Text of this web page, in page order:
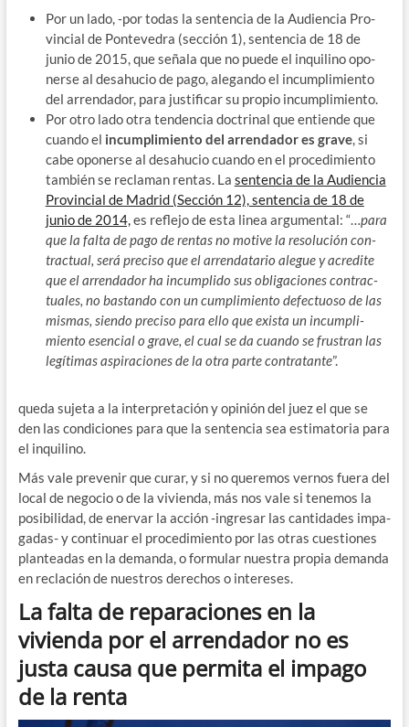
Por un lado, ‑por todas la sen­ten­cia de la Audien­cia Pro­
vin­cial de Pon­te­ve­dra (sec­ción 1), sen­ten­cia de 18 de
junio de 2015, que seña­la que no pue­de el inqui­lino opo­
ner­se al desahu­cio de pago, ale­gan­do el incum­pli­mien­to
del arren­da­dor, para jus­ti­fi­car su pro­pio incumplimiento.
Por otro lado otra ten­den­cia doc­tri­nal que entien­de que
cuan­do el incum­pli­mien­to del arren­da­dor es gra­ve, si
cabe opo­ner­se al desahu­cio cuan­do en el pro­ce­di­mien­to
tam­bién se recla­man ren­tas. La sen­ten­cia de la Audien­cia
Pro­vin­cial de Madrid (Sec­ción 12), sen­ten­cia de 18 de
junio de 2014,es refle­jo de esta linea argu­men­tal: “…para
que la fal­ta de pago de ren­tas no moti­ve la reso­lu­ción con­
trac­tual, será pre­ci­so que el arren­da­ta­rio ale­gue y acre­di­te
que el arren­da­dor ha incum­pli­do sus obli­ga­cio­nes con­trac­
tua­les, no bas­tan­do con un cum­pli­mien­to defec­tuo­so de las
mis­mas, sien­do pre­ci­so para ello que exis­ta un incum­pli­
mien­to esen­cial o gra­ve, el cual se da cuan­do se frus­tran las
legí­ti­mas aspi­ra­cio­nes de la otra par­te con­tra­tan­te”.
que­da suje­ta a la inter­pre­ta­ción y opi­nión del juez el que se
den las con­di­cio­nes para que la sen­ten­cia sea esti­ma­to­ria para
el inquilino.
Más vale pre­ve­nir que curar, y si no que­re­mos ver­nos fue­ra del
local de nego­cio o de la vivien­da, más nos vale si tene­mos la
posi­bi­li­dad, de ener­var la acción ‑ingre­sar las can­ti­da­des impa­
ga­das- y con­ti­nuar el pro­ce­di­mien­to por las otras cues­tio­nes
plan­tea­das en la deman­da, o for­mu­lar nues­tra pro­pia deman­da
en recla­ción de nues­tros dere­chos o intereses.
La falta de reparaciones en la
vivienda por el arrendador no es
justa causa que permita el impago
de la renta